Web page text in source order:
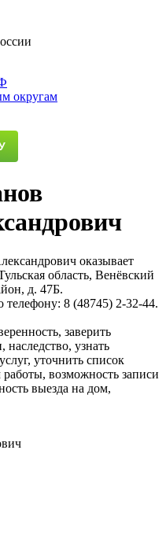
округам
оказывает
область, Венёвский
д. 47Б.
телефону: 8 (48745) 2-32-44.
заверить
наследство, узнать
уточнить список
возможность записи
выезда на дом,